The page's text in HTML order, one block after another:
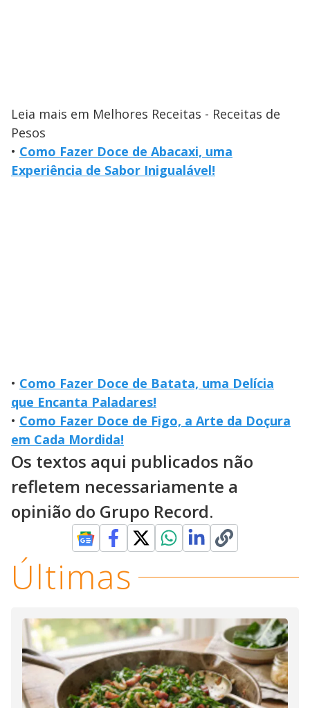
Leia mais em Melhores Receitas - Receitas de
Pesos
• Como Fazer Doce de Abacaxi, uma
Experiência de Sabor Inigualável!
• Como Fazer Doce de Batata, uma Delícia
que Encanta Paladares!
• Como Fazer Doce de Figo, a Arte da Doçura
em Cada Mordida!
Os textos aqui publicados não
refletem necessariamente a
opinião do Grupo Record.
Últimas